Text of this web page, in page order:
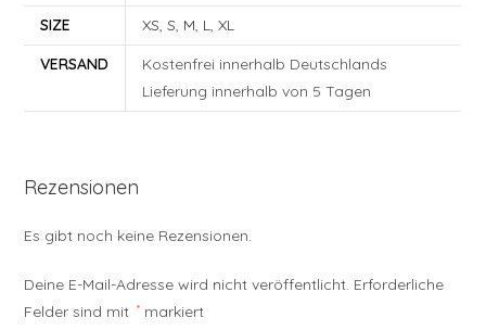
SIZE
XS,S, M, L,XL
VERSAND
Kostenfrei innerhalb Deutschlands
Lieferung innerhalb von 5 Tagen
Rezensionen
Es gibt noch keine Rezensionen.
Deine E-Mail-Adresse wird nicht veröffentlicht. Erforderliche
Felder sind mit * markiert